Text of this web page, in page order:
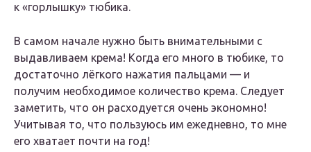
к «горлышку» тюбика.
В самом начале нужно быть внимательными с
выдавливаем крема! Когда его много в тюбике, то
достаточно лёгкого нажатия пальцами — и
получим необходимое количество крема. Следует
заметить, что он расходуется очень экономно!
Учитывая то, что пользуюсь им ежедневно, то мне
его хватает почти на год!